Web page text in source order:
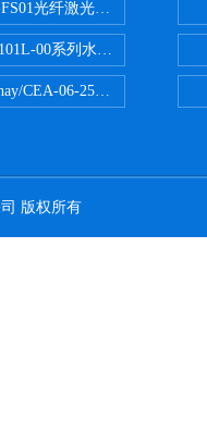
光纤激光测振仪
00系列水下自由场-爆炸
CEA-06-250US-350美国威
版权所有